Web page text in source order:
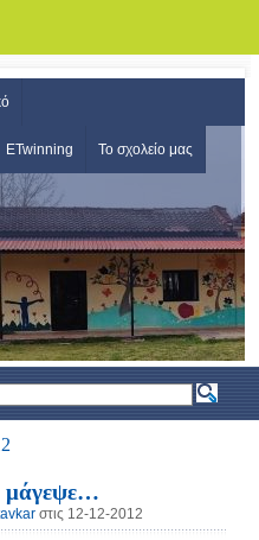
ETwinning Το σχολείο μας
μάγεψε…
στις 12-12-2012